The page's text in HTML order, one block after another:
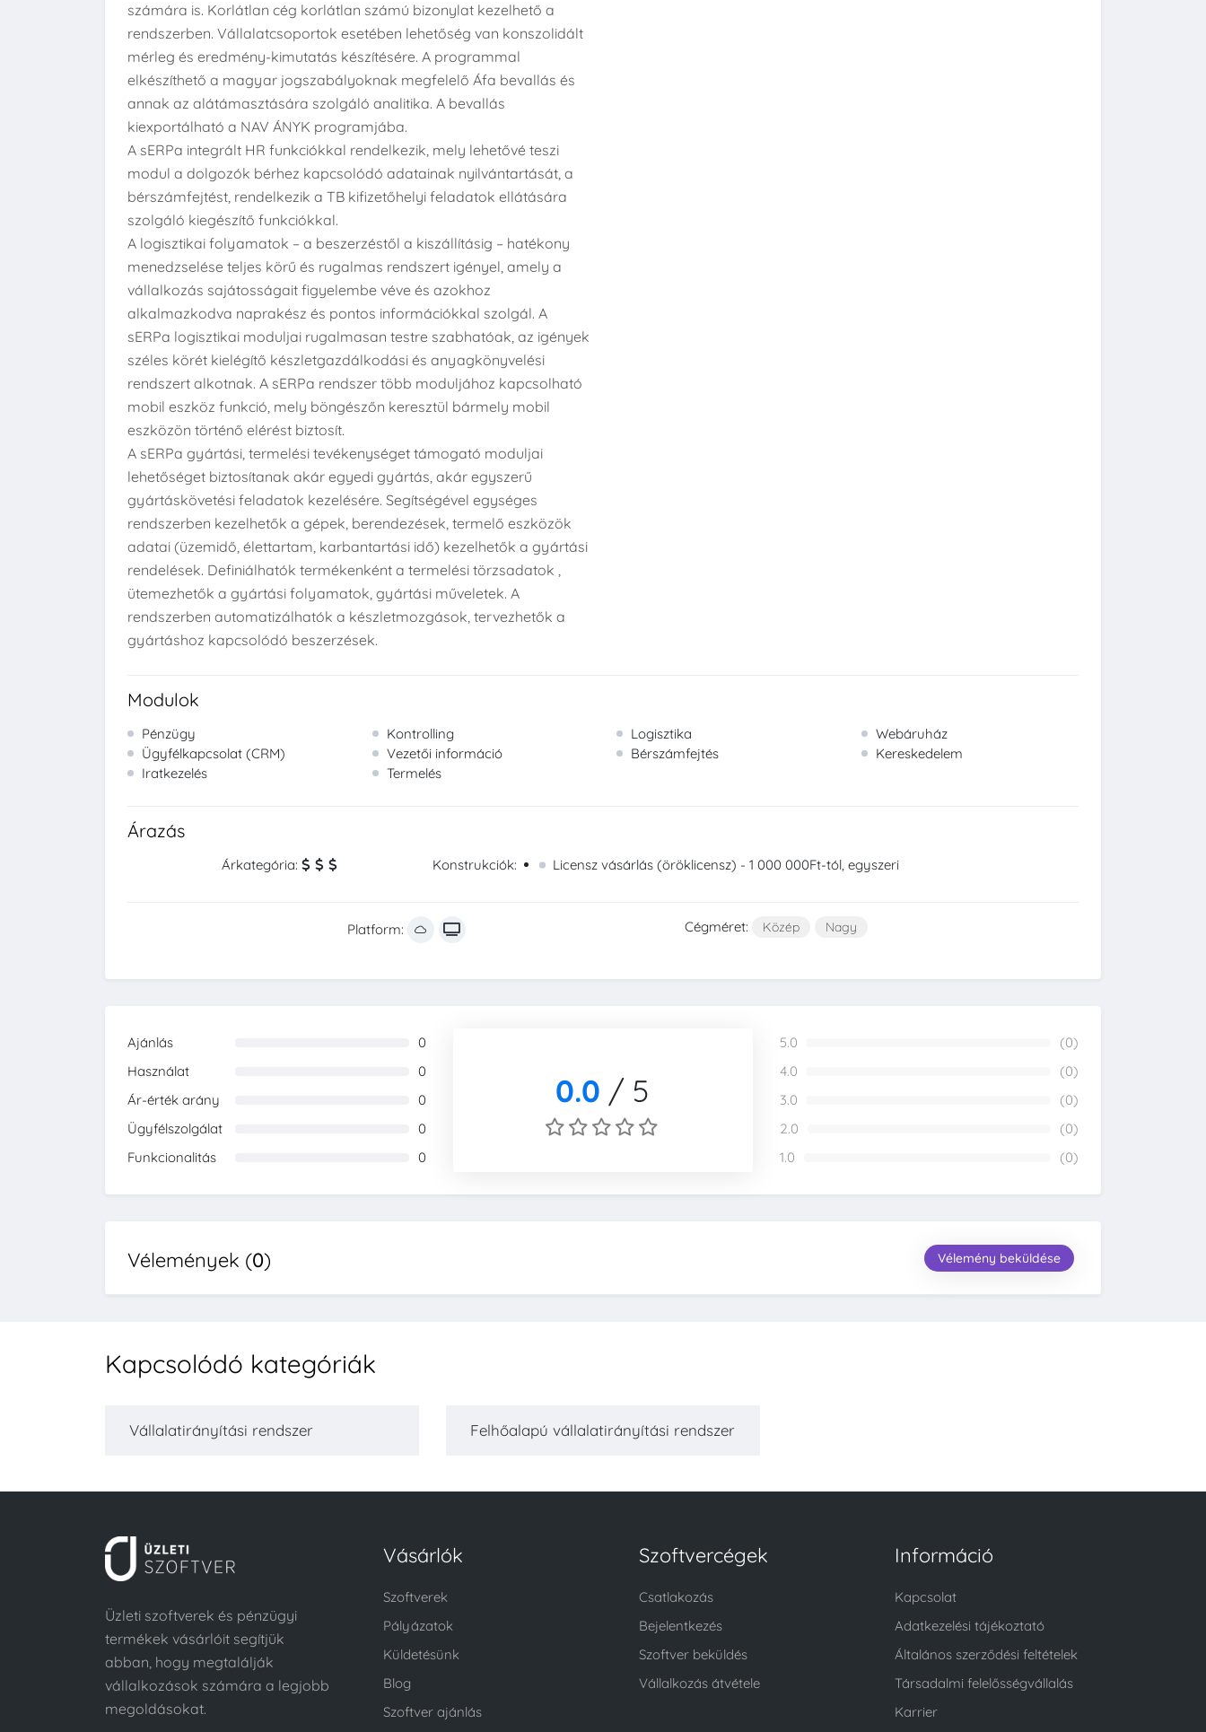
számára is. Korlátlan cég korlátlan számú bizonylat kezelhető a
rendszerben. Vállalatcsoportok esetében lehetőség van konszolidált
mérleg és eredmény-kimutatás készítésére. A programmal
elkészíthető a magyar jogszabályoknak megfelelő Áfa bevallás és
annak az alátámasztására szolgáló analitika. A bevallás
kiexportálható a NAV ÁNYK programjába.
A sERPa integrált HR funkciókkal rendelkezik, mely lehetővé teszi
modul a dolgozók bérhez kapcsolódó adatainak nyilvántartását, a
bérszámfejtést, rendelkezik a TB kifizetőhelyi feladatok ellátására
szolgáló kiegészítő funkciókkal.
A logisztikai folyamatok – a beszerzéstől a kiszállításig – hatékony
menedzselése teljes körű és rugalmas rendszert igényel, amely a
vállalkozás sajátosságait figyelembe véve és azokhoz
alkalmazkodva naprakész és pontos információkkal szolgál. A
sERPa logisztikai moduljai rugalmasan testre szabhatóak, az igények
széles körét kielégítő készletgazdálkodási és anyagkönyvelési
rendszert alkotnak. A sERPa rendszer több moduljához kapcsolható
mobil eszköz funkció, mely böngészőn keresztül bármely mobil
eszközön történő elérést biztosít.
A sERPa gyártási, termelési tevékenységet támogató moduljai
lehetőséget biztosítanak akár egyedi gyártás, akár egyszerű
gyártáskövetési feladatok kezelésére. Segítségével egységes
rendszerben kezelhetők a gépek, berendezések, termelő eszközök
adatai (üzemidő, élettartam, karbantartási idő) kezelhetők a gyártási
rendelések. Definiálhatók termékenként a termelési törzsadatok ,
ütemezhetők a gyártási folyamatok, gyártási műveletek. A
rendszerben automatizálhatók a készletmozgások, tervezhetők a
gyártáshoz kapcsolódó beszerzések.
Modulok
Pénzügy Kontrolling Logisztika
Webáruház
Ügyfélkapcsolat (CRM)
Vezetői információ Bérszámfejtés
Kereskedelem
Iratkezelés
Termelés
Árazás
Árkategória: Konstrukciók: Licensz vásárlás (öröklicensz) - 1 000 000Ft-tól, egyszeri
Platform: Cégméret: Közép Nagy
Ajánlás
0
Használat
0
Ár-érték arány
0
Ügyfélszolgálat
0
Funkcionalitás
0
0.0 / 5
5.0
(0)
4.0
(0)
3.0
(0)
2.0
(0)
1.0
(0)
Vélemények (0) Vélemény beküldése
Kapcsolódó kategóriák
Vállalatirányítási rendszer Felhőalapú vállalatirányítási rendszer
Üzleti szoftverek és pénzügyi
termékek vásárlóit segítjük
abban, hogy megtalálják
vállalkozások számára a legjobb
megoldásokat.
Vásárlók
Szoftverek
Pályázatok
Küldetésünk
Blog
Szoftver ajánlás
Szoftvercégek
Csatlakozás
Bejelentkezés
Szoftver beküldés
Vállalkozás átvétele
Információ
Kapcsolat
Adatkezelési tájékoztató
Általános szerződési feltételek
Társadalmi felelősségvállalás
Karrier